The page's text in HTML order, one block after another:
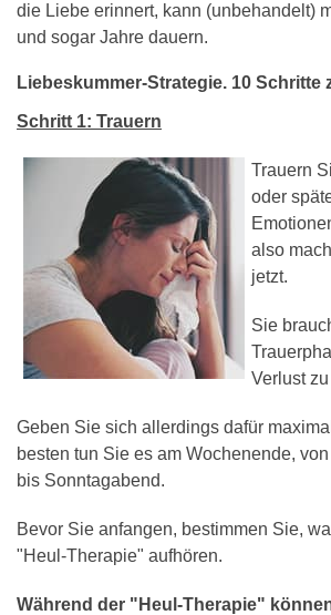
die Liebe erinnert, kann (unbehandelt)
und sogar Jahre dauern.
Liebeskummer-Strategie. 10 Schritte
Schritt 1: Trauern
Trauern
oder
also
jetzt.
Sie
Verlust
Geben Sie sich allerdings dafür
besten tun Sie es am Wochenende,
bis Sonntagabend.
Bevor Sie anfangen, bestimmen Sie,
"Heul-Therapie" aufhören.
Während der "Heul-Therapie"